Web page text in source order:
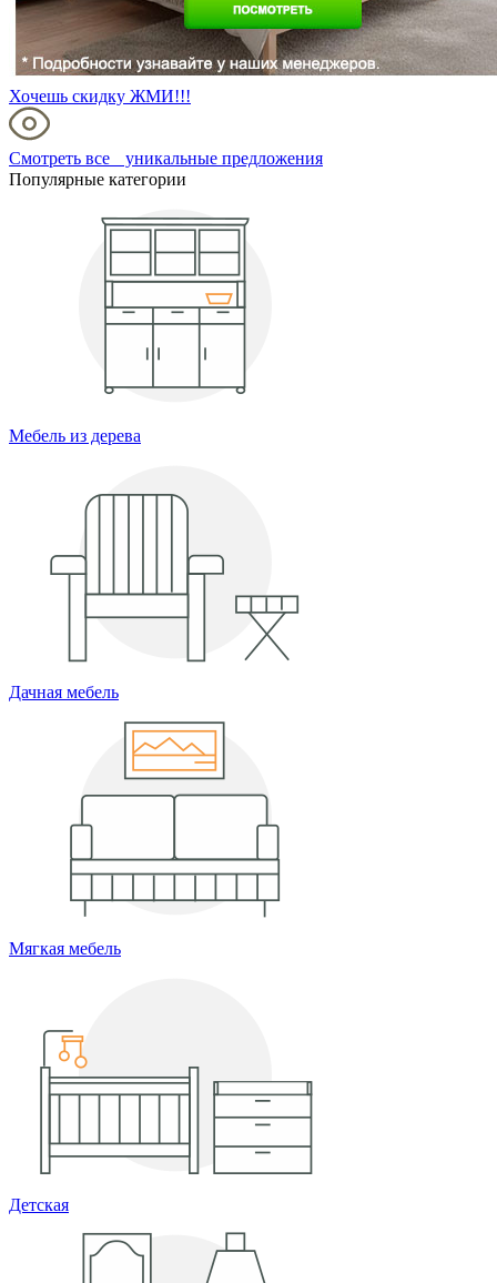
Хочешь скидку ЖМИ!!!
Смотреть все уникальные предложения
Популярные категории
Мебель из дерева
Дачная мебель
Мягкая мебель
Детская